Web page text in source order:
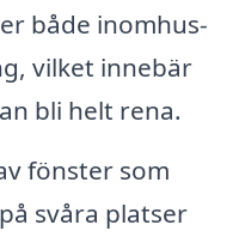
både inomhus-
vilket innebär
bli helt rena.
fönster som
svåra platser